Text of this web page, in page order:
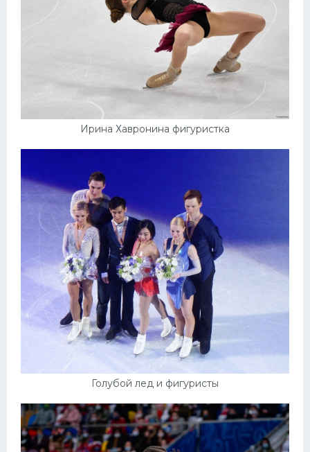
Ирина Хавронина фигуристка
Голубой лед и фигуристы